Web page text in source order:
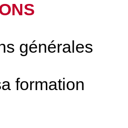
générales
formation